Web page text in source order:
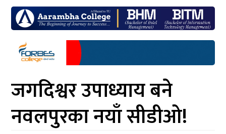
चितवन
सेरोफेरो
समाचार
आर्थिक
मनोरञ्जन
जगदिश्वर उपाध्याय बने
नवलपुरका नयाँ सीडीओ!